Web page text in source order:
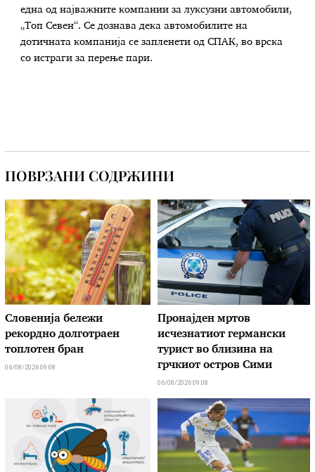
една од најважните компании за луксузни автомобили,
„Топ Севен“. Се дознава дека автомобилите на
дотичната компанија се запленети од СПАК, во врска
со истраги за перење пари.
ПОВРЗАНИ СОДРЖИНИ
Словенија бележи
рекордно долготраен
топлотен бран
06/08/2026 09:08
Пронајден мртов
исчезнатиот германски
турист во близина на
грчкиот остров Сими
06/08/2026 09:08